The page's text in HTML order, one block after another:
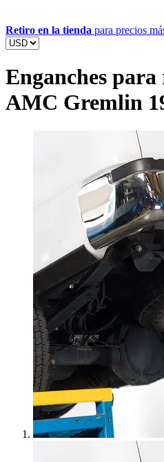
Retiro en la tienda para precios
Enganches
AMC Gremlin